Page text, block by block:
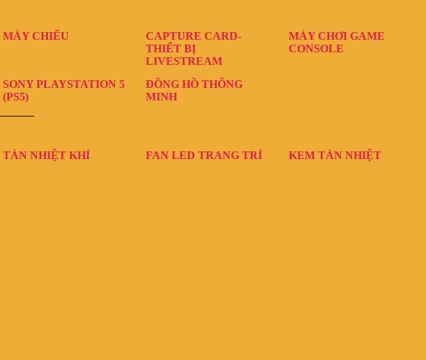
MÁY CHIẾU
CAPTURE CARD-
THIẾT BỊ
LIVESTREAM
MÁY CHƠI GAME
CONSOLE
SONY PLAYSTATION 5
(PS5)
ĐỒNG HỒ THÔNG
MINH
TẢN NHIỆT KHÍ FAN LED TRANG TRÍ KEM TẢN NHIỆT